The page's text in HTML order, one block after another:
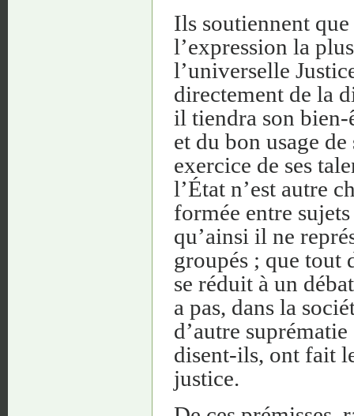
Ils soutiennent
l’expression la
l’universelle
directement de la
il tiendra son
et du bon usage
exercice de ses
l’État n’est autre
formée entre
qu’ainsi il ne
groupés ; que tout
se réduit à un
a pas, dans la
d’autre
disent-ils, ont fait
justice.